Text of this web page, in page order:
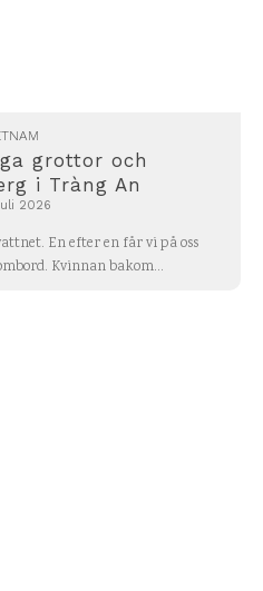
grottor och
i Tràng An
2026
En efter en får vi på oss
Kvinnan bakom...